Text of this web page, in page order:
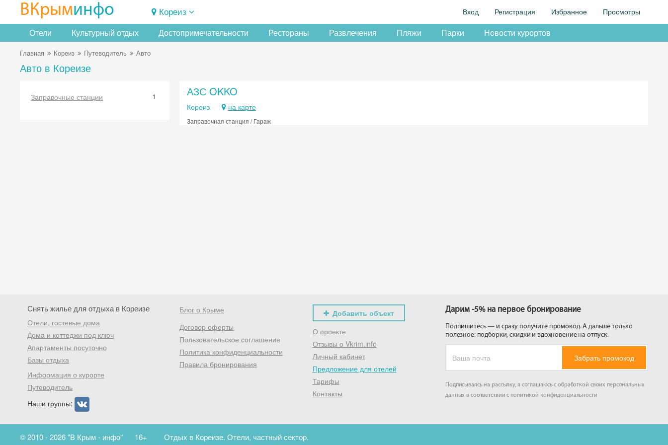
ВКрыминфо Кореиз Вход Регистрация Избранное Просмотры
Отели Культурный отдых Достопримечательности Рестораны Развлечения Пляжи Парки Новости курортов
Главная Кореиз Путеводитель Авто
Авто в Кореизе
Заправочные станции 1 АЗС OKKO
Кореиз на карте
Заправочная станция / Гараж
Снять жилье для отдыха в Кореизе
Отели, гостевые дома
Дома и коттеджи под ключ
Апартаменты посуточно
Базы отдыха
Информация о курорте
Путеводитель
Наши группы:
Блог о Крыме
Договор оферты
Пользовательское соглашение
Политика конфиденциальности
Правила бронирования
Добавить объект
О проекте
Отзывы о Vkrim.info
Личный кабинет
Предложение для отелей
Тарифы
Контакты
Дарим -5% на первое бронирование
Подпишитесь — и сразу получите промокод. А дальше только
полезное: подборки, скидки и вдохновение на отпуск.
Забрать промокод
Подписываясь на рассылку, я соглашаюсь с обработкой своих персональных
данных в соответствии с политикой конфиденциальности
© 2010 - 2026 "В Крым - инфо" 16+ Отдых в Кореизе. Отели, частный сектор.